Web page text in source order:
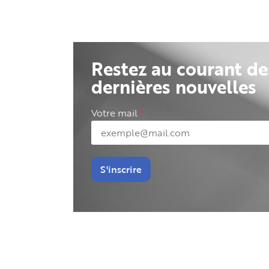
Restez au courant
dernières nouvelles
Votre mail
S'inscrire